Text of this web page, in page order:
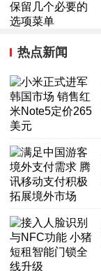
热点新闻